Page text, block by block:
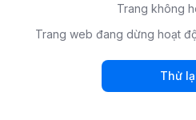
Trang không
Trang web đang dừng hoạt
Thử